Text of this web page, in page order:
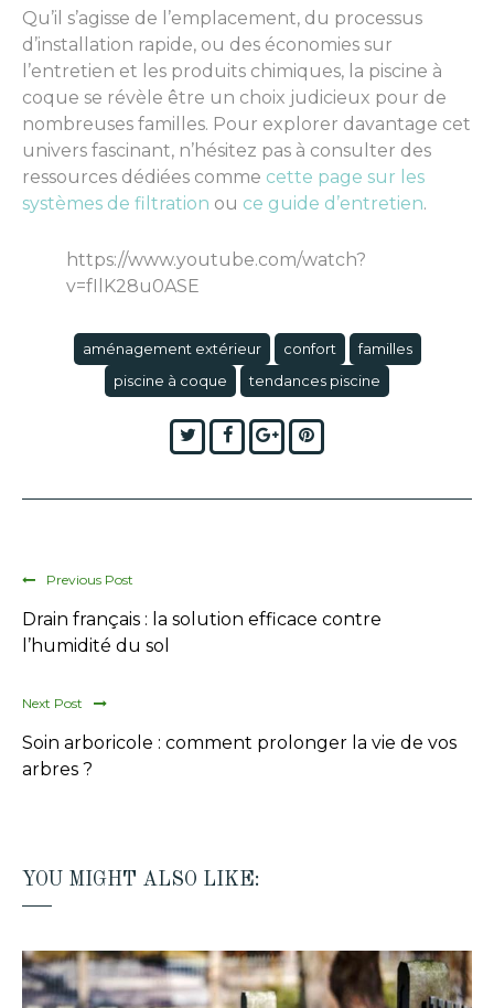
Qu’il s’agisse de l’emplacement, du processus
d’installation rapide, ou des économies sur
l’entretien et les produits chimiques, la piscine à
coque se révèle être un choix judicieux pour de
nombreuses familles. Pour explorer davantage cet
univers fascinant, n’hésitez pas à consulter des
ressources dédiées comme cette page sur les
systèmes de filtration ou ce guide d’entretien.
https://www.youtube.com/watch?
v=fIlK28u0ASE
aménagement extérieur confort
familles
piscine à coque
tendances piscine
TwitterFacebook
Google+Pinterest
Previous Post
Drain français : la solution efficace contre
l’humidité du sol
Next Post
Soin arboricole : comment prolonger la vie de vos
arbres ?
YOU MIGHT ALSO LIKE: